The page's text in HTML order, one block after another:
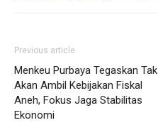
Previous article
Menkeu Purbaya Tegaskan Tak
Akan Ambil Kebijakan Fiskal
Aneh, Fokus Jaga Stabilitas
Ekonomi